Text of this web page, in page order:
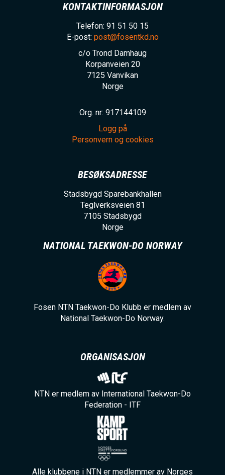
KONTAKTINFORMASJON
Telefon: 91 51 50 15
E-post: post@fosentkd.no
c/o Trond Damhaug
Korpanveien 20
7125 Vanvikan
Norge
Org. nr: 917144109
Logg på
Personvern og cookies
BESØKSADRESSE
Stadsbygd Sparebankhallen
Teglverksveien 81
7105 Stadsbygd
Norge
NATIONAL TAEKWON-DO NORWAY
Fosen NTN Taekwon-Do Klubb er medlem av
National Taekwon-Do Norway.
ORGANISASJON
NTN er medlem av International Taekwon-Do
Federation - ITF
Alle klubbene i NTN er medlemmer av Norges